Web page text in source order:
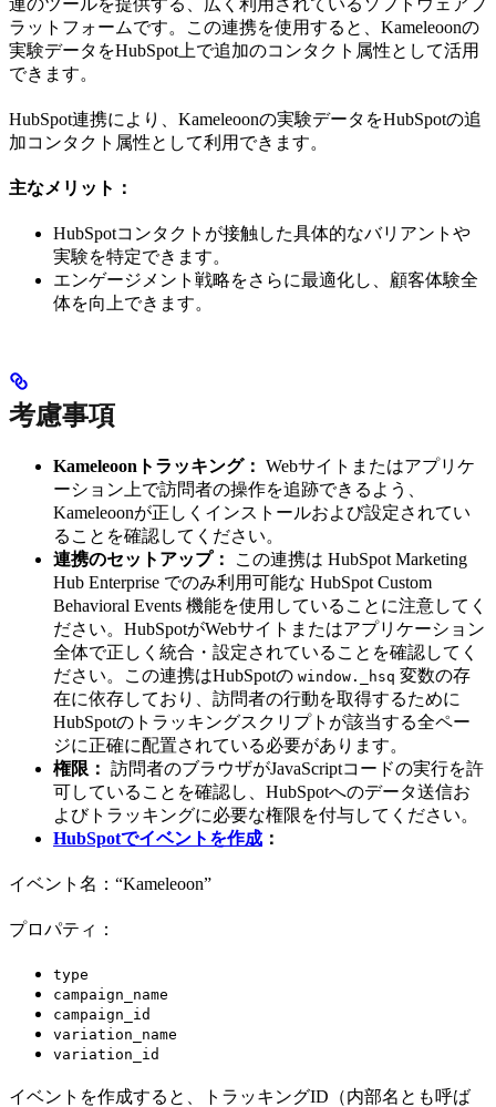
連のツールを提供する、広く利用されているソフトウェアプ
ラットフォームです。この連携を使用すると、Kameleoonの
実験データをHubSpot上で追加のコンタクト属性として活用
できます。
HubSpot連携により、Kameleoonの実験データをHubSpotの追
加コンタクト属性として利用できます。
主なメリット：
HubSpotコンタクトが接触した具体的なバリアントや
実験を特定できます。
エンゲージメント戦略をさらに最適化し、顧客体験全
体を向上できます。
考慮事項
Kameleoonトラッキング： Webサイトまたはアプリケ
ーション上で訪問者の操作を追跡できるよう、
Kameleoonが正しくインストールおよび設定されてい
ることを確認してください。
連携のセットアップ：
この連携は HubSpot Marketing
Hub Enterprise でのみ利用可能な HubSpot Custom
Behavioral Events 機能を使用していることに注意してく
ださい。HubSpotがWebサイトまたはアプリケーション
全体で正しく統合・設定されていることを確認してく
ださい。この連携はHubSpotの window._hsq 変数の存
在に依存しており、訪問者の行動を取得するために
HubSpotのトラッキングスクリプトが該当する全ペー
ジに正確に配置されている必要があります。
権限： 訪問者のブラウザがJavaScriptコードの実行を許
可していることを確認し、HubSpotへのデータ送信お
よびトラッキングに必要な権限を付与してください。
HubSpotでイベントを作成 ：
イベント名：“Kameleoon”
プロパティ：
type
campaign_name
campaign_id
variation_name
variation_id
イベントを作成すると、トラッキングID（内部名とも呼ば